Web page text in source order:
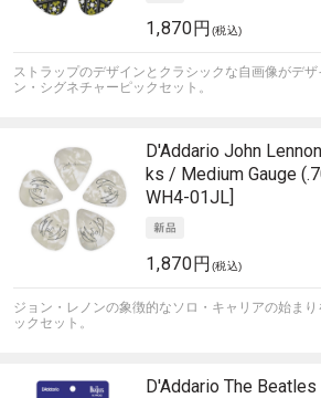
1,870円 (税込)
ストラップのデザインとクラシックな自画像がデ
ン・シグネチャーピックセット。
D'Addario John
ks / Medium Gauge
WH4-01JL]
1,870円 (税込)
ジョン・レノンの象徴的なソロ・キャリアの始ま
ックセット。
D'Addario The Beatles